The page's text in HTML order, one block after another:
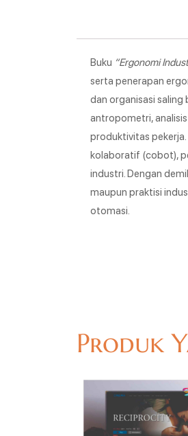
Buku “Ergonomi
serta penerapan
dan organisasi
antropometri,
produktivitas
kolaboratif (cobot),
industri. Dengan
maupun praktisi
otomasi.
Produk